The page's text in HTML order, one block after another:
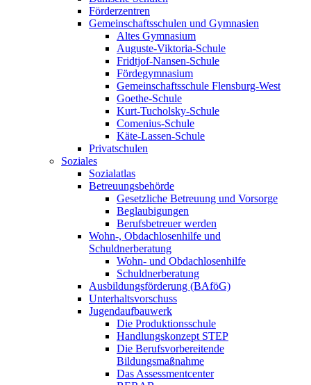
Förderzentren
Gemeinschaftsschulen und Gymnasien
Altes Gymnasium
Auguste-Viktoria-Schule
Fridtjof-Nansen-Schule
Fördegymnasium
Gemeinschaftsschule Flensburg-West
Goethe-Schule
Kurt-Tucholsky-Schule
Comenius-Schule
Käte-Lassen-Schule
Privatschulen
Soziales
Sozialatlas
Betreuungsbehörde
Gesetzliche Betreuung und Vorsorge
Beglaubigungen
Berufsbetreuer werden
Wohn-, Obdachlosenhilfe und
Schuldnerberatung
Wohn- und Obdachlosenhilfe
Schuldnerberatung
Ausbildungsförderung (BAföG)
Unterhaltsvorschuss
Jugendaufbauwerk
Die Produktionsschule
Handlungskonzept STEP
Die Berufsvorbereitende
Bildungsmaßnahme
Das Assessmentcenter